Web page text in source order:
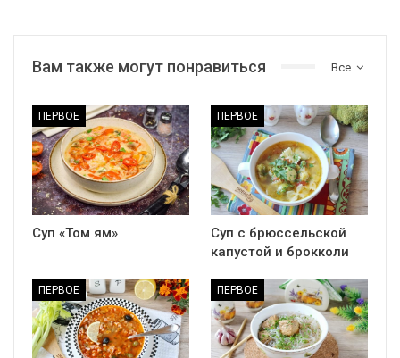
Все
Вам также могут понравиться
ПЕРВОЕ
Суп «Том ям»
ПЕРВОЕ
Суп с брюссельской
капустой и брокколи
ПЕРВОЕ ПЕРВОЕ